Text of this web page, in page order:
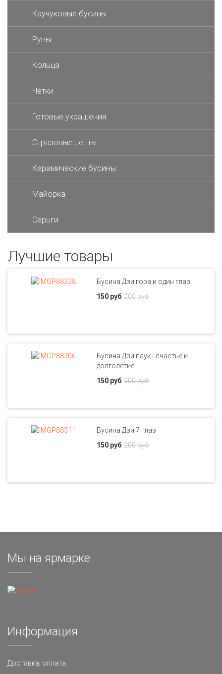
Каучуковые бусины
Руны
Кольца
Четки
Готовые украшения
Стразовые ленты
Керамические бусины
Майорка
Серьги
Лучшие товары
Бусина Дзи гора и один глаз
200 руб
150 руб
Бусина Дзи паук - счастье и
долголетие
200 руб
150 руб
Бусина Дзи 7 глаз
200 руб
150 руб
Мы на ярмарке
Информация
Доставка, оплата